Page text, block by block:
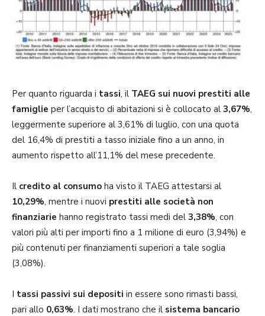
Per quanto riguarda i tassi, il TAEG sui nuovi prestiti alle
famiglie per l’acquisto di abitazioni si è collocato al 3,67%,
leggermente superiore al 3,61% di luglio, con una quota
del 16,4% di prestiti a tasso iniziale fino a un anno, in
aumento rispetto all’11,1% del mese precedente.
Il credito al consumo ha visto il TAEG attestarsi al
10,29%, mentre i nuovi prestiti alle società non
finanziarie hanno registrato tassi medi del 3,38%, con
valori più alti per importi fino a 1 milione di euro (3,94%) e
più contenuti per finanziamenti superiori a tale soglia
(3,08%).
I tassi passivi sui depositi in essere sono rimasti bassi,
pari allo 0,63%. I dati mostrano che il sistema bancario